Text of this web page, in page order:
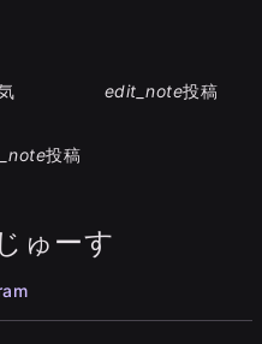
edit_note投稿
投稿
ゅーす